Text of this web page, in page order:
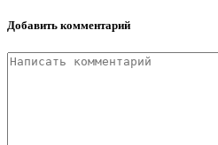
Добавить комментарий